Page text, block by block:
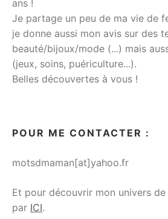
ans !
Je partage un peu de ma vie de
je donne aussi mon avis sur des
beauté/bijoux/mode (...) mais
(jeux, soins, puériculture...).
Belles découvertes à vous !
POUR ME CONTACTER :
motsdmaman[at]yahoo.fr
Et pour découvrir mon univers de
par ICI.